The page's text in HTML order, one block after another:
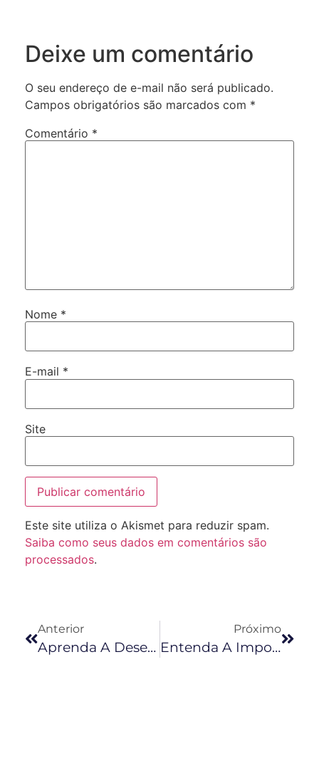
Deixe um comentário
O seu endereço de e-mail não será publicado.
Campos obrigatórios são marcados com *
Comentário *
Nome *
E-mail *
Site
Este site utiliza o Akismet para reduzir spam.
Saiba como seus dados em comentários são
processados.
Anterior
Aprenda A Desenvolver Autoconhecimento E Colha Os Frutos Disso
Próximo
Entenda A Importância Desenvolver Uma Identidade Visual Para Sua Marca Pessoal Ou Para O Seu Negócio No Instagram